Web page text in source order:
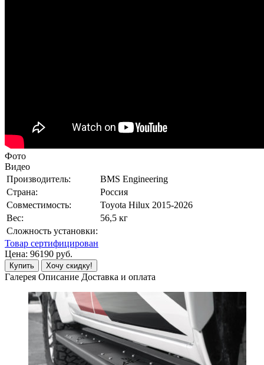
Фото
Видео
Производитель:
BMS Engineering
Страна:
Россия
Совместимость:
Toyota Hilux 2015-2026
Вес:
56,5 кг
Сложность установки:
Товар сертифицирован
Цена: 96190 руб.
Купить Хочу скидку!
Галерея Описание Доставка и оплата